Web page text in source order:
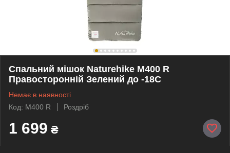
Спальний мішок Naturehike M400 R
Правосторонній Зелений до -18C
Немає в наявності
Код: M400 R
Роздріб
1 699 ₴